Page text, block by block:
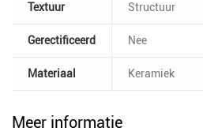
Textuur Structuur
Gerectificeerd Nee
Materiaal Keramiek
Meer informatie